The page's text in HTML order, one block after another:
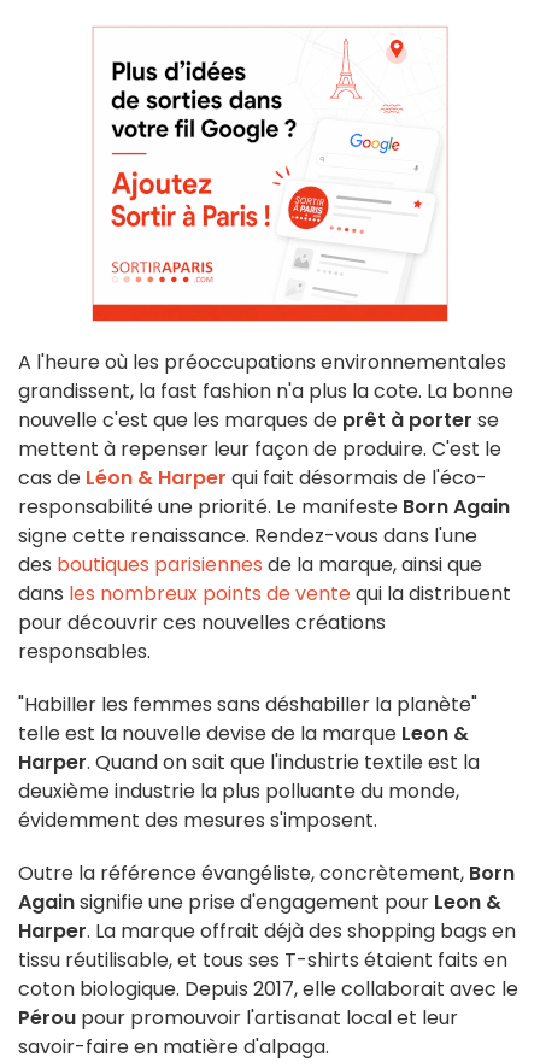
A l'heure où les préoccupations environnementales
grandissent, la fast fashion n'a plus la cote. La bonne
nouvelle c'est que les marques de prêt à porter se
mettent à repenser leur façon de produire. C'est le
cas de Léon & Harper qui fait désormais de l'éco-
responsabilité une priorité. Le manifeste Born Again
signe cette renaissance. Rendez-vous dans l'une
des boutiques parisiennes de la marque, ainsi que
dans les nombreux points de ventequi la distribuent
pour découvrir ces nouvelles créations
responsables.
"Habiller les femmes sans déshabiller la planète"
telle est la nouvelle devise de la marque Leon &
Harper. Quand on sait que l'industrie textile est la
deuxième industrie la plus polluante du monde,
évidemment des mesures s'imposent.
Outre la référence évangéliste, concrètement, Born
Againsignifie une prise d'engagement pour Leon &
Harper. La marque offrait déjà des shopping bags en
tissu réutilisable, et tous ses T-shirts étaient faits en
coton biologique. Depuis 2017, elle collaborait avec le
Pérou pour promouvoir l'artisanat local et leur
savoir-faire en matière d'alpaga.